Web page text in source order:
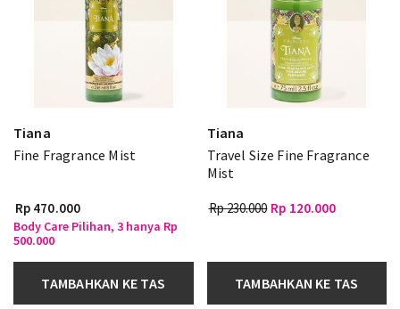
Tiana
Fine Fragrance Mist
Rp 470.000
Body Care Pilihan, 3 hanya Rp
500.000
TAMBAHKAN KE TAS
Tiana
Travel Size Fine Fragrance
Mist
Rp 230.000 Rp 120.000
TAMBAHKAN KE TAS